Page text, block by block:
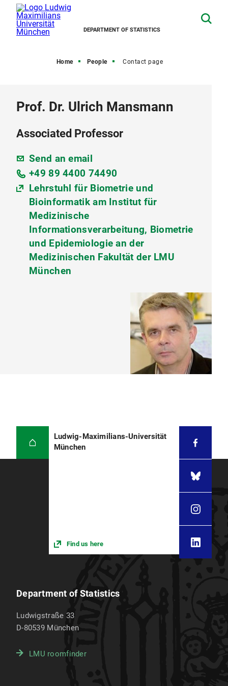
DEPARTMENT OF STATISTICS
Home People Contact page
Prof. Dr. Ulrich Mansmann
Associated Professor
Send an email
+49 89 4400 74490
Lehrstuhl für Biometrie und
Bioinformatik am Institut für
Medizinische
Informationsverarbeitung, Biometrie
und Epidemiologie an der
Medizinischen Fakultät der LMU
München
Ludwig-Maximilians-Universität
München
Find us here
Department of Statistics
Ludwigstraße 33
D-80539 München
LMU roomfinder